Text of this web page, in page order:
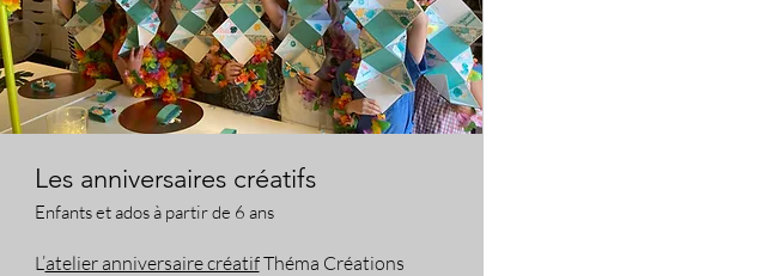
Les anniversaires créatifs
Enfants et ados à partir de 6 ans
L’atelier anniversaire créatifThéma Créations